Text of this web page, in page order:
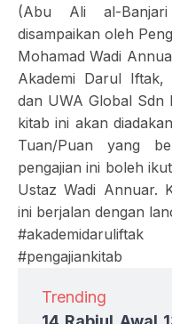
(Abu Ali al-
disampaikan oleh
Mohamad Wadi
Akademi Darul Iftak,
dan UWA Global Sdn
kitab ini akan
Tuan/Puan yang
pengajian ini boleh
Ustaz Wadi Annuar.
ini berjalan dengan
#akademidaruliftak
#pengajiankitab
Trending